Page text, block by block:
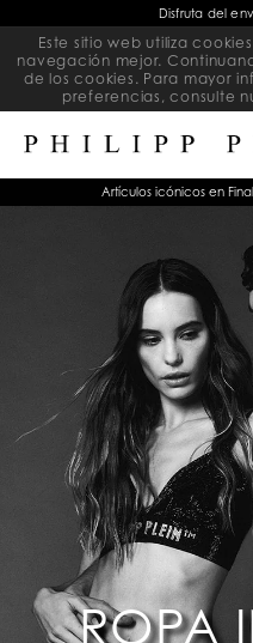
Final Sale | Rebajas exclusivas en
Este sitio web utiliza
navegación mejor.
de los cookies. Para mayor
preferencias, consulte
Artículos icónicos en
ROPA